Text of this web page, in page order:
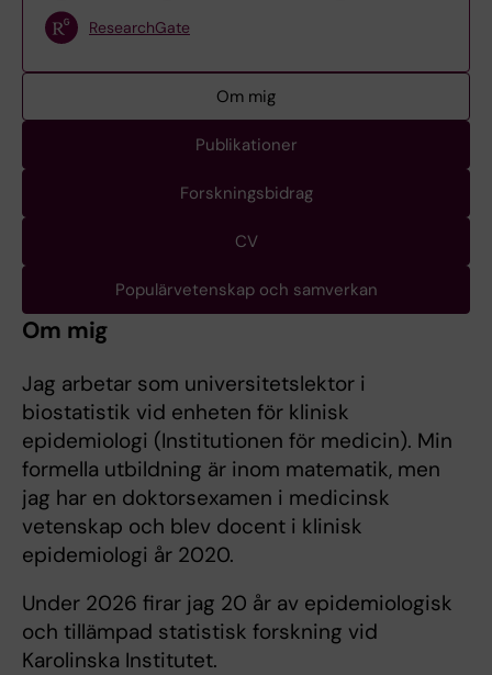
ResearchGate
Om mig
Publikationer
Forskningsbidrag
CV
Populärvetenskap och samverkan
Om mig
Jag arbetar som universitetslektor i
biostatistik vid enheten för klinisk
epidemiologi (Institutionen för medicin). Min
formella utbildning är inom matematik, men
jag har en doktorsexamen i medicinsk
vetenskap och blev docent i klinisk
epidemiologi år 2020.
Under 2026 firar jag 20 år av epidemiologisk
och tillämpad statistisk forskning vid
Karolinska Institutet.